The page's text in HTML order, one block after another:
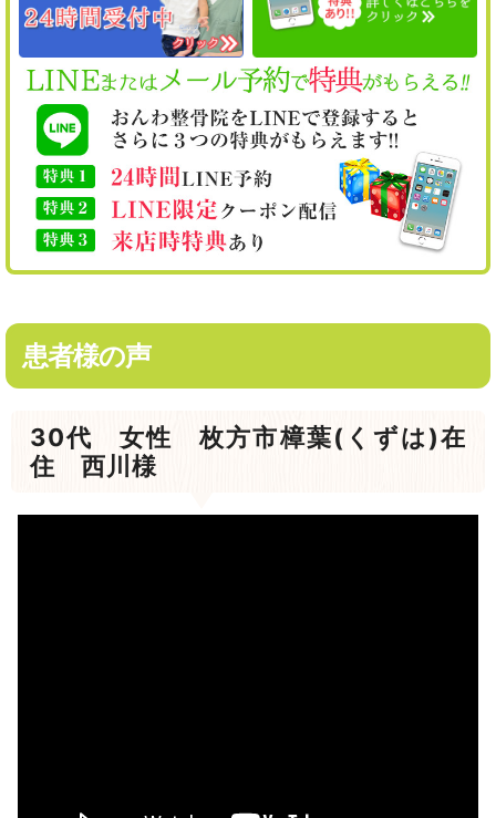
患者様の声
30代 女性 枚方市樟葉(くずは)在
住 西川様